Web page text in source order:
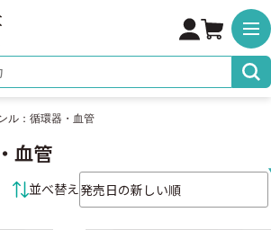
ル：循環器・血管
血管
並べ替え並べ替え条件